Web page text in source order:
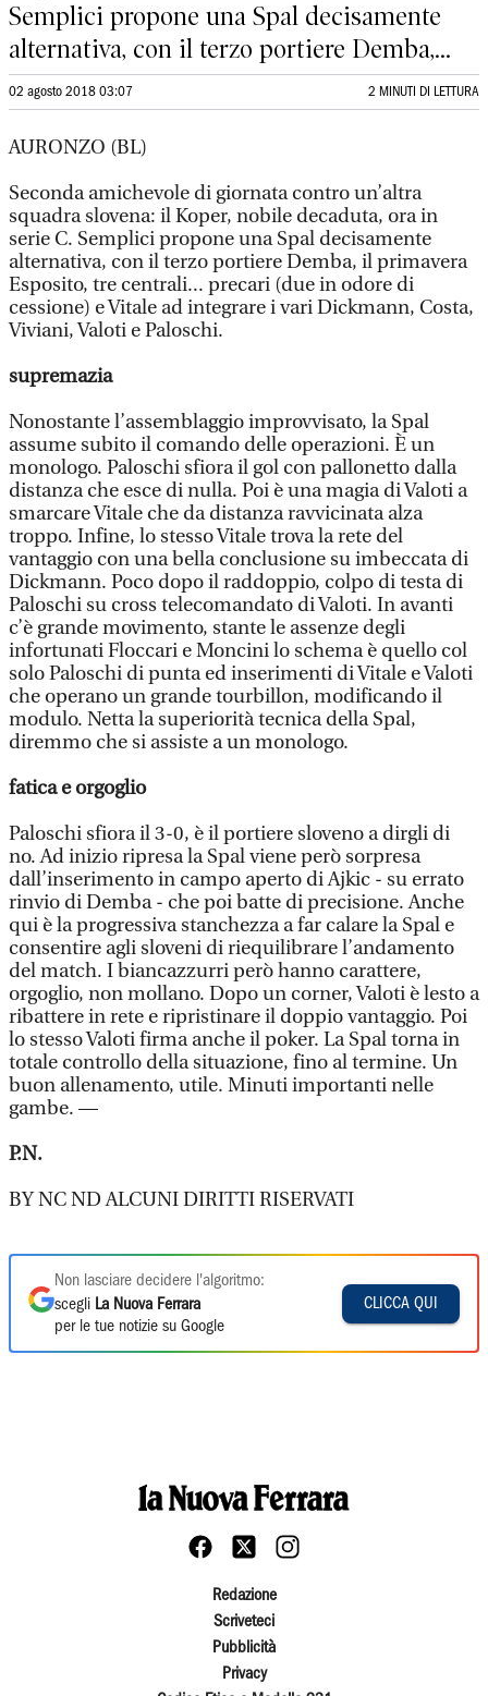
Semplici propone una Spal decisamente
alternativa, con il terzo portiere Demba,...
02 agosto 2018 03:07 2 MINUTI DI LETTURA
AURONZO (BL)
Seconda amichevole di giornata contro un’altra
squadra slovena: il Koper, nobile decaduta, ora in
serie C. Semplici propone una Spal decisamente
alternativa, con il terzo portiere Demba, il primavera
Esposito, tre centrali... precari (due in odore di
cessione) e Vitale ad integrare i vari Dickmann, Costa,
Viviani, Valoti e Paloschi.
supremazia
Nonostante l’assemblaggio improvvisato, la Spal
assume subito il comando delle operazioni. È un
monologo. Paloschi sfiora il gol con pallonetto dalla
distanza che esce di nulla. Poi è una magia di Valoti a
smarcare Vitale che da distanza ravvicinata alza
troppo. Infine, lo stesso Vitale trova la rete del
vantaggio con una bella conclusione su imbeccata di
Dickmann. Poco dopo il raddoppio, colpo di testa di
Paloschi su cross telecomandato di Valoti. In avanti
c’è grande movimento, stante le assenze degli
infortunati Floccari e Moncini lo schema è quello col
solo Paloschi di punta ed inserimenti di Vitale e Valoti
che operano un grande tourbillon, modificando il
modulo. Netta la superiorità tecnica della Spal,
diremmo che si assiste a un monologo.
fatica e orgoglio
Paloschi sfiora il 3-0, è il portiere sloveno a dirgli di
no. Ad inizio ripresa la Spal viene però sorpresa
dall’inserimento in campo aperto di Ajkic - su errato
rinvio di Demba - che poi batte di precisione. Anche
qui è la progressiva stanchezza a far calare la Spal e
consentire agli sloveni di riequilibrare l’andamento
del match. I biancazzurri però hanno carattere,
orgoglio, non mollano. Dopo un corner, Valoti è lesto a
ribattere in rete e ripristinare il doppio vantaggio. Poi
lo stesso Valoti firma anche il poker. La Spal torna in
totale controllo della situazione, fino al termine. Un
buon allenamento, utile. Minuti importanti nelle
gambe. —
P.N.
BY NC ND ALCUNI DIRITTI RISERVATI
Non lasciare decidere l'algoritmo:
scegli La Nuova Ferrara
per le tue notizie su Google
CLICCA QUI
Redazione
Scriveteci
Pubblicità
Privacy